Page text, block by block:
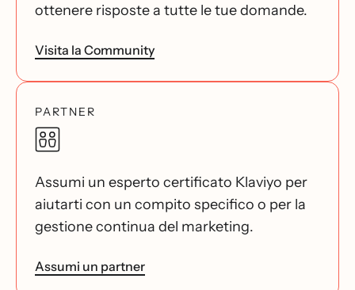
ottenere risposte a tutte le tue domande.
Visita la Community
PARTNER
Assumi un esperto certificato Klaviyo per
aiutarti con un compito specifico o per la
gestione continua del marketing.
Assumi un partner